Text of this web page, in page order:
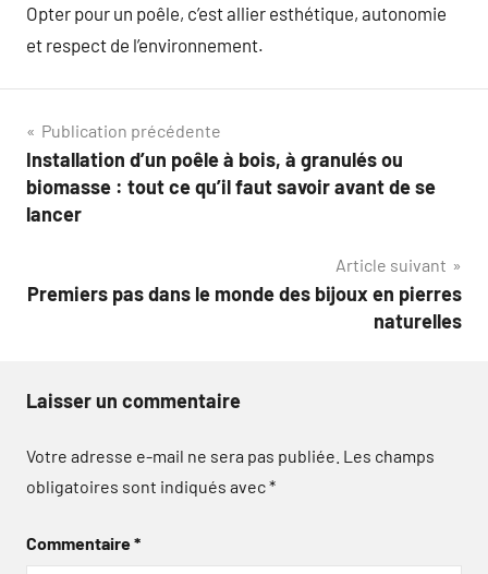
Opter pour un poêle, c’est allier esthétique, autonomie
et respect de l’environnement.
Navigation
de
l’article
Publication précédente
Installation d’un poêle à bois, à granulés ou
biomasse : tout ce qu’il faut savoir avant de se
lancer
Article suivant
Premiers pas dans le monde des bijoux en pierres
naturelles
Laisser un commentaire
Votre adresse e-mail ne sera pas publiée. Les champs
obligatoires sont indiqués avec*
Commentaire*